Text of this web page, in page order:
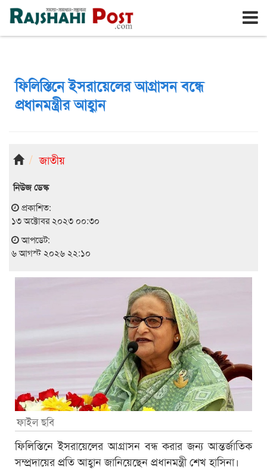
রাজশাহী বৃহঃস্পতিবার, ৬ই আগস্ট ২০২৬, ২৩শে শ্রাবণ ১৪৩৩
ফিলিস্তিনে ইসরায়েলের আগ্রাসন বন্ধে
প্রধানমন্ত্রীর আহ্বান
জাতীয়
নিউজ ডেস্ক
প্রকাশিত:
১৩ অক্টোবর ২০২৩ ০০:৩০
আপডেট:
৬ আগস্ট ২০২৬ ২২:১০
ফাইল ছবি
ফিলিস্তিনে ইসরায়েলের আগ্রাসন বন্ধ করার জন্য আন্তর্জাতিক
সম্প্রদায়ের প্রতি আহ্বান জানিয়েছেন প্রধানমন্ত্রী শেখ হাসিনা।